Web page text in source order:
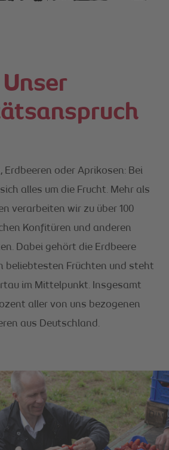
Unser
Erdbeeren oder Aprikosen: Bei
alles um die Frucht. Mehr als
verarbeiten wir zu über 100
Konfitüren und anderen
Dabei gehört die Erdbeere
beliebtesten Früchten und steht
im Mittelpunkt. Insgesamt
aller von uns bezogenen
aus Deutschland.